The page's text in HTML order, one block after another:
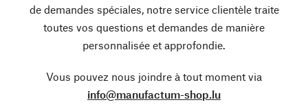
de demandes spéciales, notre service clientèle traite
toutes vos questions et demandes de manière
personnalisée et approfondie.
Vous pouvez nous joindre à tout moment via
info@manufactum-shop.lu